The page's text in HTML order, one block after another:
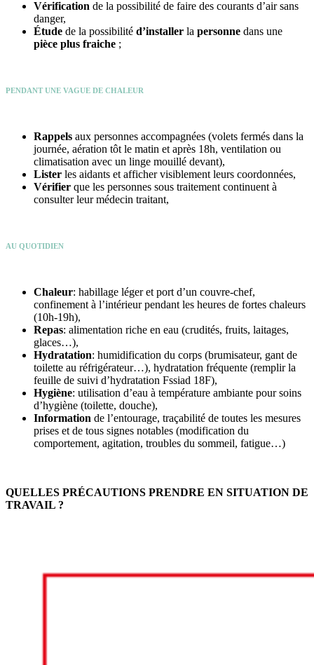
Vérification de la possibilité de faire des courants d’air sans
danger,
Étude de la possibilité d’installer la personne dans une
pièce plus fraiche ;
PENDANT UNE VAGUE DE CHALEUR
Rappels aux personnes accompagnées (volets fermés dans la
journée, aération tôt le matin et après 18h, ventilation ou
climatisation avec un linge mouillé devant),
Lister les aidants et afficher visiblement leurs coordonnées,
Vérifier que les personnes sous traitement continuent à
consulter leur médecin traitant,
AU QUOTIDIEN
Chaleur: habillage léger et port d’un couvre-chef,
confinement à l’intérieur pendant les heures de fortes chaleurs
(10h-19h),
Repas: alimentation riche en eau (crudités, fruits, laitages,
glaces…),
Hydratation: humidification du corps (brumisateur, gant de
toilette au réfrigérateur…), hydratation fréquente (remplir la
feuille de suivi d’hydratation Fssiad 18F),
Hygiène: utilisation d’eau à température ambiante pour soins
d’hygiène (toilette, douche),
Information de l’entourage, traçabilité de toutes les mesures
prises et de tous signes notables (modification du
comportement, agitation, troubles du sommeil, fatigue…)
QUELLES PRÉCAUTIONS PRENDRE EN SITUATION DE
TRAVAIL ?